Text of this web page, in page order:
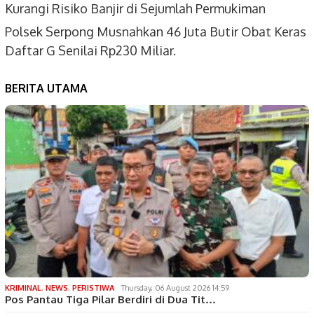
Kurangi Risiko Banjir di Sejumlah Permukiman
Polsek Serpong Musnahkan 46 Juta Butir Obat Keras
Daftar G Senilai Rp230 Miliar.
BERITA UTAMA
KRIMINAL, NEWS, PERISTIWA Thursday, 06 August 2026 14:59
Pos Pantau Tiga Pilar Berdiri di Dua Tit…